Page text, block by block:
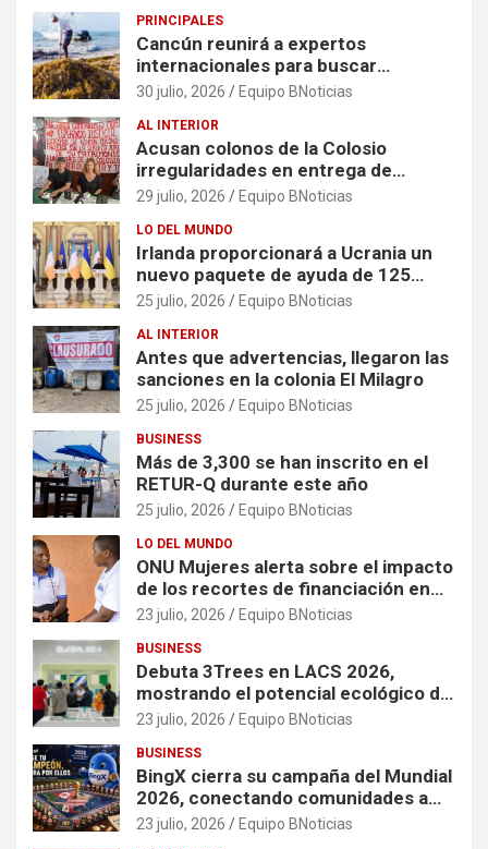
PRINCIPALES
Cancún reunirá a expertos
internacionales para buscar
soluciones al problema del sargazo
30 julio, 2026 Equipo BNoticias
AL INTERIOR
Acusan colonos de la Colosio
irregularidades en entrega de
escrituras
29 julio, 2026 Equipo BNoticias
LO DEL MUNDO
Irlanda proporcionará a Ucrania un
nuevo paquete de ayuda de 125
millones de euros
25 julio, 2026 Equipo BNoticias
AL INTERIOR
Antes que advertencias, llegaron las
sanciones en la colonia El Milagro
25 julio, 2026 Equipo BNoticias
BUSINESS
Más de 3,300 se han inscrito en el
RETUR-Q durante este año
25 julio, 2026 Equipo BNoticias
LO DEL MUNDO
ONU Mujeres alerta sobre el impacto
de los recortes de financiación en
organizaciones que apoyan a
crisis
23 julio, 2026 Equipo BNoticias
BUSINESS
Debuta 3Trees en LACS 2026,
mostrando el potencial ecológico de
China en América
23 julio, 2026 Equipo BNoticias
BUSINESS
BingX cierra su campaña del Mundial
2026, conectando comunidades a
través de experiencias exclusivas
23 julio, 2026 Equipo BNoticias